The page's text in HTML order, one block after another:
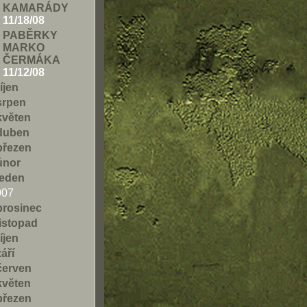
KAMARÁDY
11/18/08
PABĚRKY
MARKO
ČERMÁKA
11/12/08